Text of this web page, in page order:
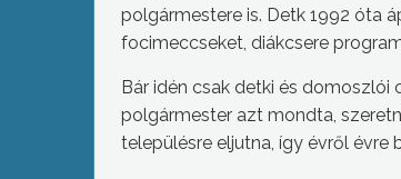
polgármestere is. Detk 1992 óta
focimeccseket, diákcsere
Bár idén csak detki és
polgármester azt mondta,
településre eljutna, így évről évre